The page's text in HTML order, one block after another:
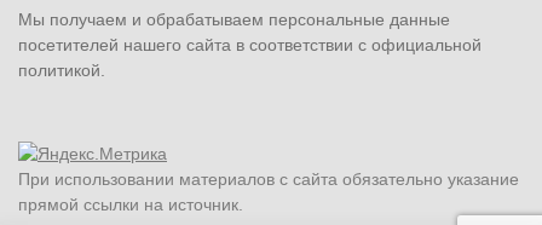
Мы получаем и обрабатываем персональные данные
посетителей нашего сайта в соответствии с официальной
политикой.
При использовании материалов с сайта обязательно указание
прямой ссылки на источник.